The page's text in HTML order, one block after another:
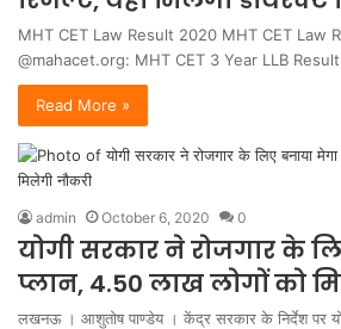
MHT CET Law Result 2020 MHT CET Law
@mahacet.org: MHT CET 3 Year LLB
Read More »
admin October 6, 2020 0
योगी सरकार ने रोजगार के
प्लान, 4.50 लाख लोगों को
लखनऊ । आशुतोष पाण्डेय । केंद्र सरकार के निर्देश पर